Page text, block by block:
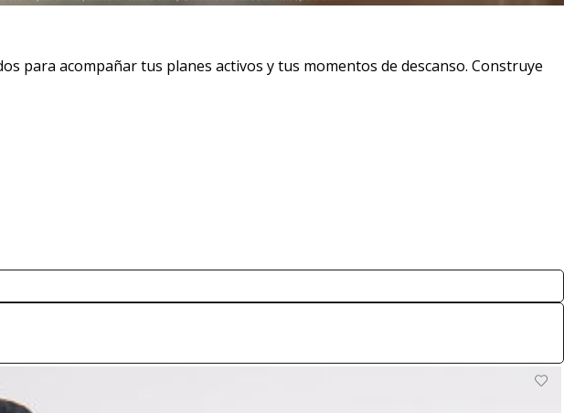
para acompañar tus planes activos y tus momentos de descanso. Construye